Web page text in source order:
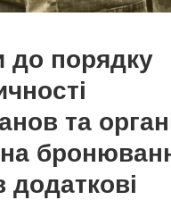
до порядку
та
додаткові